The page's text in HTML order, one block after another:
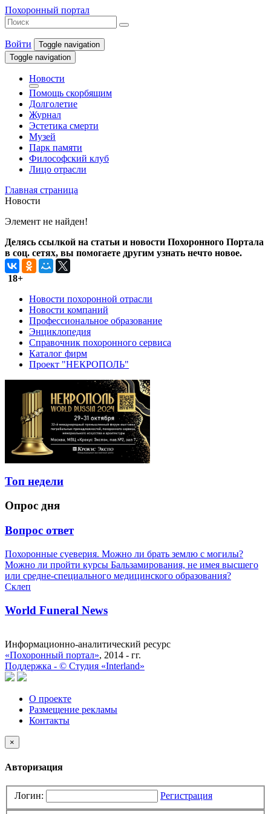
Похоронный портал
Войти
Toggle navigation
Toggle navigation
Новости
Помощь скорбящим
Долголетие
Журнал
Эстетика смерти
Музей
Парк памяти
Философский клуб
Лицо отрасли
Главная страница
Новости
Элемент не найден!
Делясь ссылкой на статьи и новости Похоронного Портала
в соц. сетях, вы помогаете другим узнать нечто новое.
18+
Новости похоронной отрасли
Новости компаний
Профессиональное образование
Энциклопедия
Справочник похоронного сервиса
Каталог фирм
Проект "НЕКРОПОЛЬ"
Топ недели
Опрос дня
Вопрос ответ
Похоронные суеверия. Можно ли брать землю с могилы?
Можно ли пройти курсы Бальзамирования, не имея высшего
или средне-специального медицинского образования?
Склеп
World Funeral News
Информационно-аналитический ресурс
«Похоронный портал», 2014 - гг.
Поддержка - © Cтудия «Interland»
О проекте
Размещение рекламы
Контакты
×
Авторизация
Логин: Регистрация